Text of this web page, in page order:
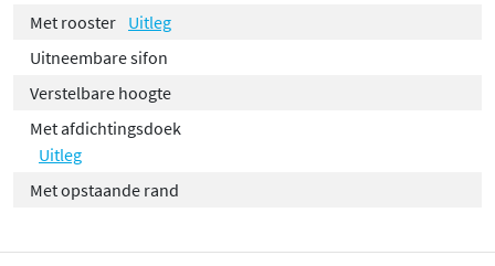
Met rooster Uitleg
Uitneembare sifon
Verstelbare hoogte
Met afdichtingsdoek
Uitleg
Met opstaande rand